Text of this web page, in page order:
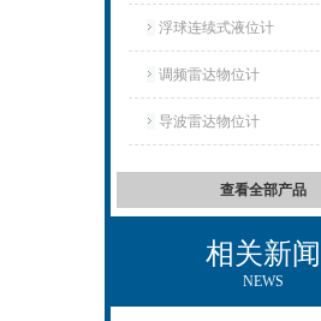
浮球连续式液位计
调频雷达物位计
导波雷达物位计
查看全部产品
相关新闻
NEWS